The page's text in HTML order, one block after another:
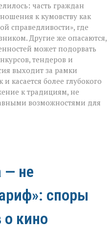
часть граждан
к кумовству как
справедливости», где
Другие же опасаются,
может подорвать
тендеров и
выходит за рамки
касается более глубокого
к традициям, не
возможностями для
— не
споры
о кино